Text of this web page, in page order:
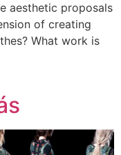
aesthetic proposals
of creating
What work is